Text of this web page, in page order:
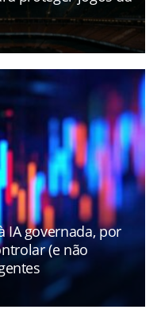
IA governada, por
(e não